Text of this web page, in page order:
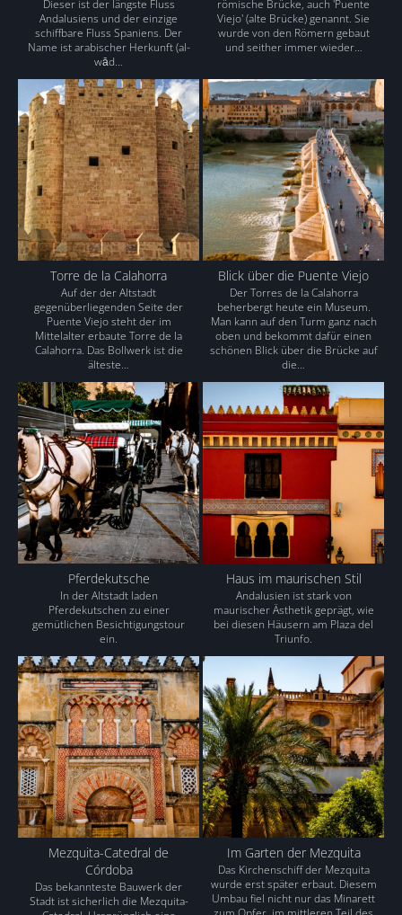
Dieser ist der längste Fluss
Andalusiens und der einzige
schiffbare Fluss Spaniens. Der
Name ist arabischer Herkunft (al-
wād…
römische Brücke, auch 'Puente
Viejo' (alte Brücke) genannt. Sie
wurde von den Römern gebaut
und seither immer wieder…
Torre de la Calahorra
Auf der der Altstadt
gegenüberliegenden Seite der
Puente Viejo steht der im
Mittelalter erbaute Torre de la
Calahorra. Das Bollwerk ist die
älteste…
Blick über die Puente Viejo
Der Torres de la Calahorra
beherbergt heute ein Museum.
Man kann auf den Turm ganz nach
oben und bekommt dafür einen
schönen Blick über die Brücke auf
die…
Pferdekutsche
In der Altstadt laden
Pferdekutschen zu einer
gemütlichen Besichtigungstour
ein.
Haus im maurischen Stil
Andalusien ist stark von
maurischer Ästhetik geprägt, wie
bei diesen Häusern am Plaza del
Triunfo.
Mezquita-Catedral de
Córdoba
Das bekannteste Bauwerk der
Stadt ist sicherlich die Mezquita-
Im Garten der Mezquita
Das Kirchenschiff der Mezquita
wurde erst später erbaut. Diesem
Umbau fiel nicht nur das Minarett